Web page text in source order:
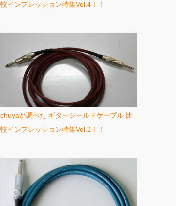
較インプレッション特集Vol.4！！
chuyaが調べた ギターシールドケーブル 比
較インプレッション特集Vol.2！！